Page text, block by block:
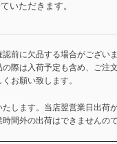
いただきます。
前に欠品する場合がござい
際は入荷予定も含め、ご注
お願い致します。
します。当店翌営業日出荷
間外の出荷はできませんの